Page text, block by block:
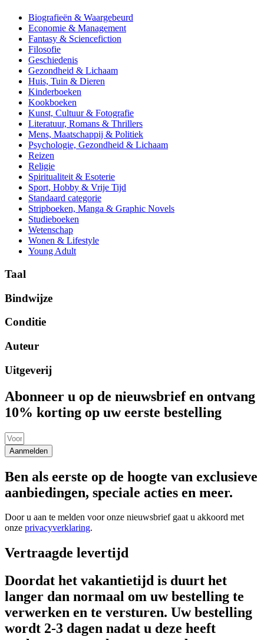
Biografieën & Waargebeurd
Economie & Management
Fantasy & Sciencefiction
Filosofie
Geschiedenis
Gezondheid & Lichaam
Huis, Tuin & Dieren
Kinderboeken
Kookboeken
Kunst, Cultuur & Fotografie
Literatuur, Romans & Thrillers
Mens, Maatschappij & Politiek
Psychologie, Gezondheid & Lichaam
Reizen
Religie
Spiritualiteit & Esoterie
Sport, Hobby & Vrije Tijd
Standaard categorie
Stripboeken, Manga & Graphic Novels
Studieboeken
Wetenschap
Wonen & Lifestyle
Young Adult
Taal
Bindwijze
Conditie
Auteur
Uitgeverij
Abonneer u op de nieuwsbrief en ontvang
10% korting op uw eerste bestelling
Aanmelden
Ben als eerste op de hoogte van exclusieve
aanbiedingen, speciale acties en meer.
Door u aan te melden voor onze nieuwsbrief gaat u akkoord met
onze privacyverklaring.
Vertraagde levertijd
Doordat het vakantietijd is duurt het
langer dan normaal om uw bestelling te
verwerken en te versturen. Uw bestelling
wordt 2-3 dagen nadat u deze heeft